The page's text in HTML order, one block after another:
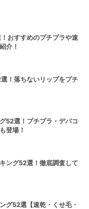
おすすめのプチプラや速
介！
！落ちないリップをプチ
52選！プチプラ・デパコ
登場！
ング52選！徹底調査して
グ52選【速乾・くせ毛・